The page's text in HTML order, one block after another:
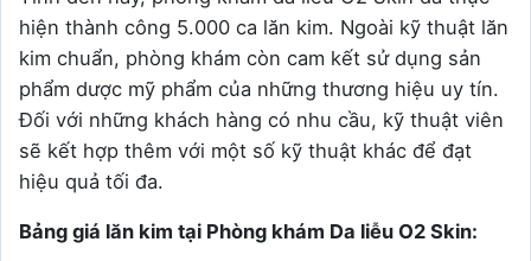
hiện thành công 5.000 ca lăn kim. Ngoài kỹ thuật lăn
kim chuẩn, phòng khám còn cam kết sử dụng sản
phẩm dược mỹ phẩm của những thương hiệu uy tín.
Đối với những khách hàng có nhu cầu, kỹ thuật viên
sẽ kết hợp thêm với một số kỹ thuật khác để đạt
hiệu quả tối đa.
Bảng giá lăn kim tại Phòng khám Da liễu O2 Skin: